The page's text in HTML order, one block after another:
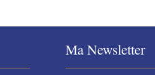
Ma Newsletter